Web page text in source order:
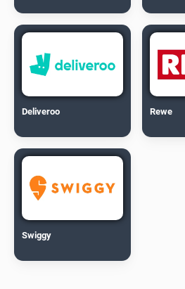
Deliveroo Rewe
Swiggy